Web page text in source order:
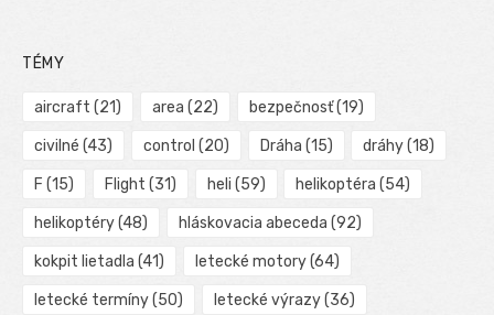
TÉMY
aircraft (21) area (22) bezpečnosť(19)
civilné (43) control (20) Dráha (15) dráhy(18)
F (15) Flight (31) heli (59) helikoptéra (54)
helikoptéry(48) hláskovacia abeceda (92)
kokpit lietadla (41) letecké motory(64)
letecké termíny(50) letecké výrazy(36)